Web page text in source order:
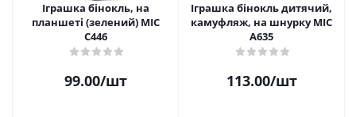
Іграшка бінокль, на
планшеті (зелений) MIC
C446
99.00/шт
Іграшка бінокль дитячий,
камуфляж, на шнурку MIC
A635
113.00/шт